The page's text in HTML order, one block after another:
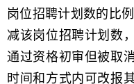
岗位招聘计划数的比
减该岗位招聘计划数
通过资格初审但被取
时间和方式内可改报